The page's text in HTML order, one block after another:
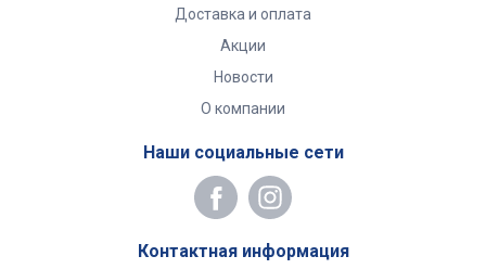
Доставка и оплата
Акции
Новости
О компании
Наши социальные сети
Контактная информация